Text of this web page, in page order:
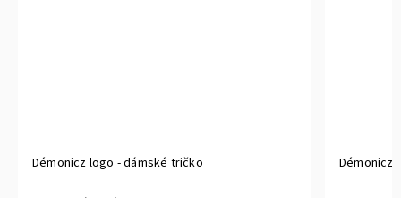
Démonicz logo - dámské tričko Démonicz